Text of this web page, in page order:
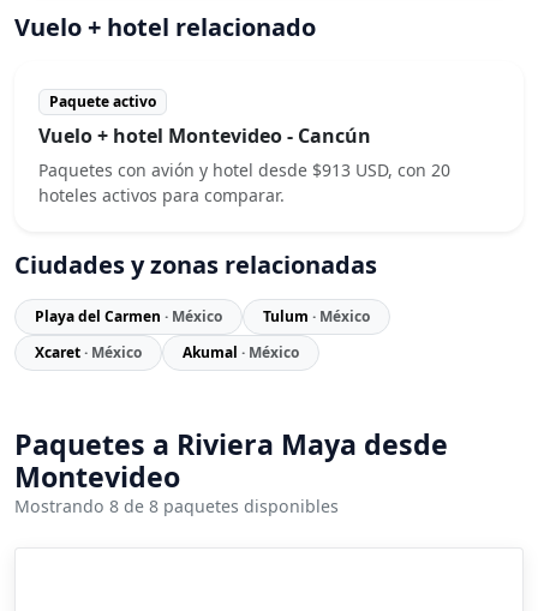
Vuelo + hotel relacionado
Paquete activo
Vuelo + hotel Montevideo - Cancún
Paquetes con avión y hotel desde $913 USD, con 20
hoteles activos para comparar.
Ciudades y zonas relacionadas
Playa del Carmen · México Tulum · México
Xcaret· México Akumal · México
Paquetes a Riviera Maya desde
Montevideo
Mostrando 8 de 8 paquetes disponibles